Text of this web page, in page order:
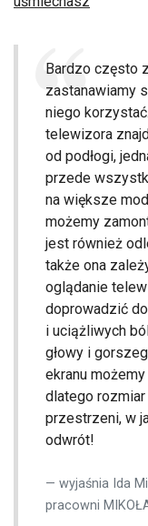
Bardzo często
zastanawiamy
niego
telewizora
od podłogi,
przede
na większe
możemy
jest również
także ona
oglądanie
doprowadzić
i uciążliwych
głowy i
ekranu
dlatego
przestrzeni, w
odwrót!
wyjaśnia Ida
pracowni